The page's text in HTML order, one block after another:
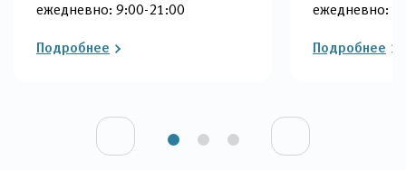
ежедневно: 9:00-21:00
Подробнее
ежедневно:
Подробнее